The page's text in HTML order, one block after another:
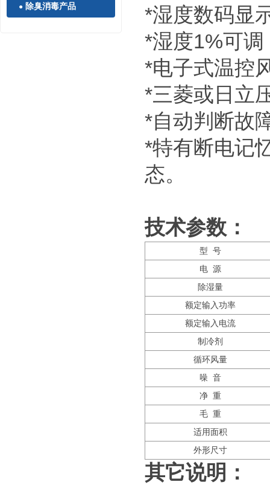
● 除臭消毒产品
*湿度数码显
*湿度1%可
*电子式温控
*三菱或日立
*自动判断故
*特有断电记
态。
技术参数：
型 号
电 源
除湿量
额定输入功率
额定输入电流
制冷剂
循环风量
噪 音
净 重
毛 重
适用面积
外形尺寸
其它说明：